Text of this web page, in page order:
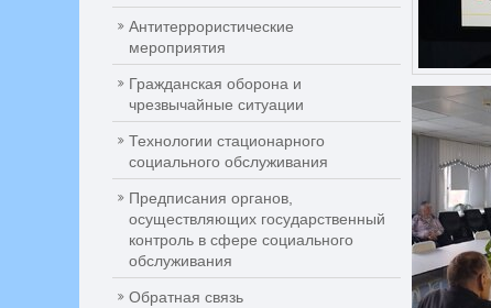
Антитеррористические
мероприятия
Гражданская оборона и
чрезвычайные ситуации
Технологии стационарного
социального обслуживания
Предписания органов,
осуществляющих государственный
контроль в сфере социального
обслуживания
Обратная связь